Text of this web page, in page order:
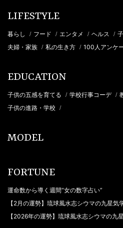
LIFESTYLE
暮らし / フード / エンタメ / ヘルス /
夫婦・家族 / 私の生き方 / 100人アンケ
EDUCATION
子供の五感を育てる / 学校行事コーデ /
子供の進路・学校 /
MODEL
FORTUNE
運命数から導く週間“女の数字占い”
【2月の運勢】琉球風水志シウマの九星気
【2026年の運勢】琉球風水志シウマの九